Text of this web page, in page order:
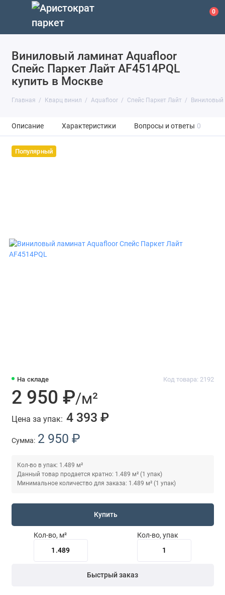
0
Виниловый ламинат Aquafloor
Спейс Паркет Лайт AF4514PQL
купить в Москве
Главная Кварц винил Aquafloor Спейс Паркет Лайт Виниловый
Описание Характеристики Вопросы и ответы 0
Популярный
На складе Код товара: 2192
2 950 ₽/м²
Цена за упак: 4 393 ₽
Сумма: 2 950 ₽
Кол-во в упак: 1.489 м²
Данный товар продается кратно: 1.489 м² (1 упак)
Минимальное количество для заказа: 1.489 м² (1 упак)
Купить
Кол-во, м² Кол-во, упак
Быстрый заказ